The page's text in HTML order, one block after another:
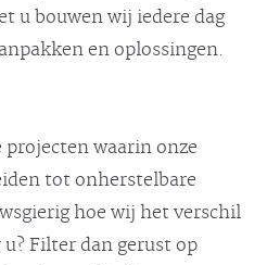
u bouwen wij iedere dag
en oplossingen.
waarin onze
tot onherstelbare
hoe wij het verschil
Filter dan gerust op